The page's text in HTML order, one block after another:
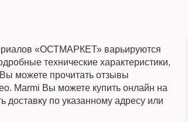
«ОСТМАРКЕТ» варьируются
технические характеристики,
можете прочитать отзывы
Marmi Вы можете купить онлайн на
доставку по указанному адресу или